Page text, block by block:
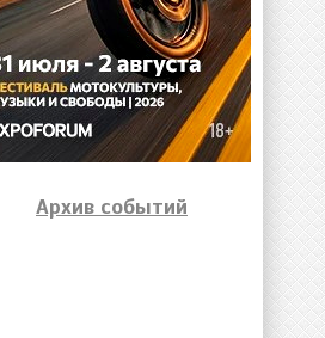
Архив событий